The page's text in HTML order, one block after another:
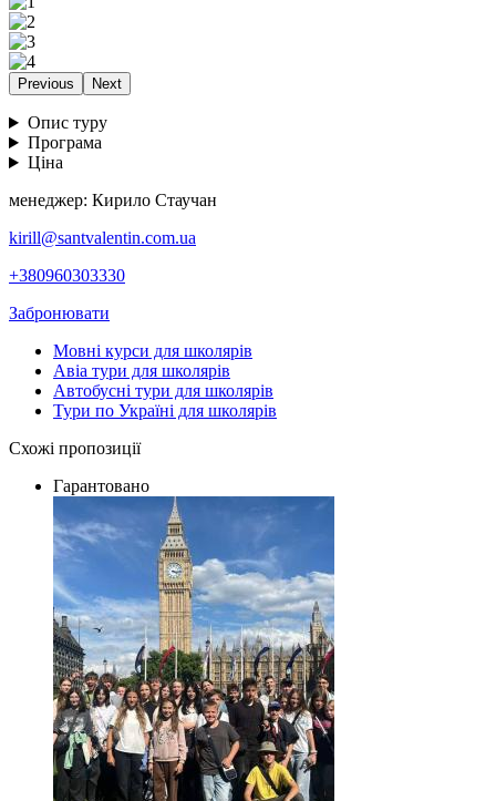
Previous Next
Опис туру
Програма
Ціна
менеджер: Кирило Стаучан
kirill@santvalentin.com.ua
+380960303330
Забронювати
Мовні курси для школярів
Авіа тури для школярів
Автобусні тури для школярів
Тури по Україні для школярів
Схожі пропозиції
Гарантовано